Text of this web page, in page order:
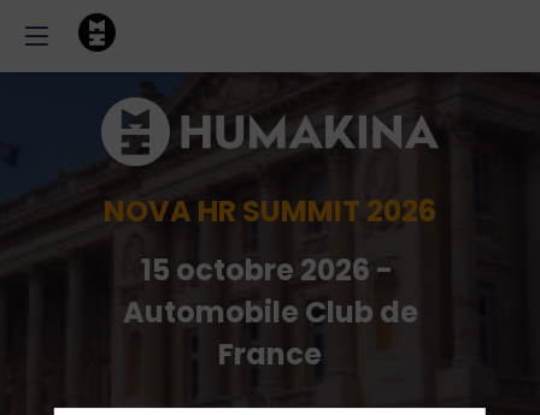
NOVA HR SUMMIT 2026
15 octobre 2026 -
Automobile Club de
France